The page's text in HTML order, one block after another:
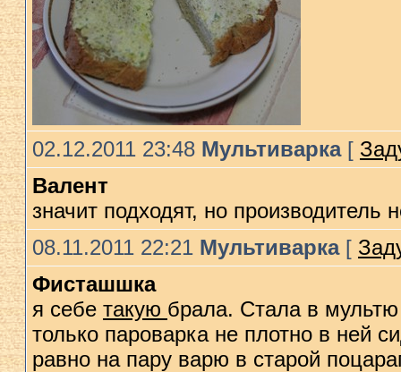
02.12.2011 23:48 Мультиварка[
Валент
значит подходят, но производитель
08.11.2011 22:21 Мультиварка[
Фисташшка
я себе такую брала. Стала в
только пароварка не плотно в ней
равно на пару варю в старой